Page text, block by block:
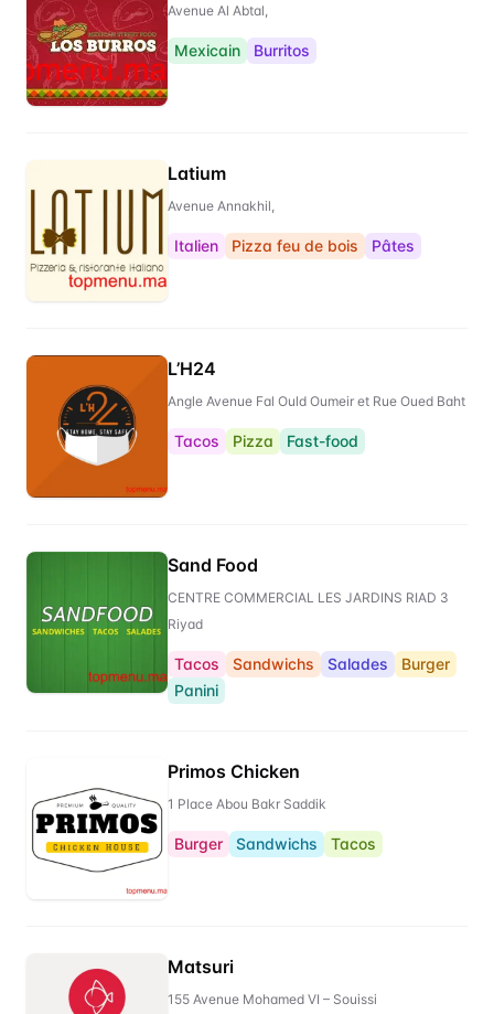
Avenue Al Abtal,
Mexicain Burritos
Latium
Avenue Annakhil,
Italien Pizza feu de bois Pâtes
L’H24
Angle Avenue Fal Ould Oumeir et Rue Oued Baht
Tacos Pizza Fast-food
Sand Food
CENTRE COMMERCIAL LES JARDINS RIAD 3
Riyad
Tacos Sandwichs Salades
Burger
Panini
Primos Chicken
1 Place Abou Bakr Saddik
Burger Sandwichs Tacos
Matsuri
155 Avenue Mohamed VI – Souissi